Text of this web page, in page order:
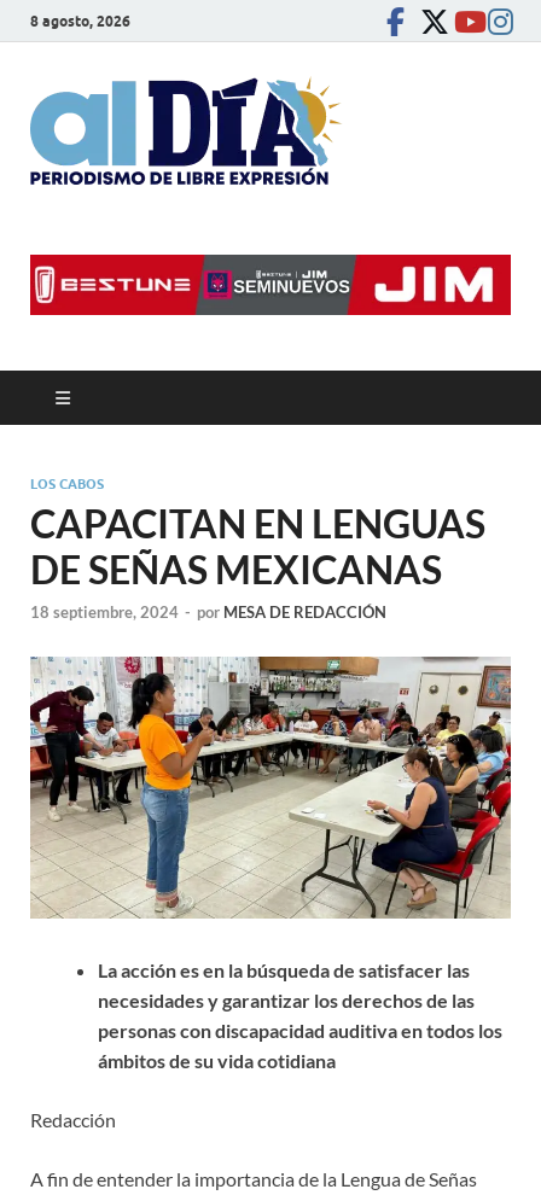
8 agosto, 2026
LOS CABOS
CAPACITAN EN LENGUAS
DE SEÑAS MEXICANAS
18 septiembre, 2024 - por MESA DE REDACCIÓN
La acción es en la búsqueda de satisfacer las
necesidades y garantizar los derechos de las
personas con discapacidad auditiva en todos los
ámbitos de su vida cotidiana
Redacción
A fin de entender la importancia de la Lengua de Señas